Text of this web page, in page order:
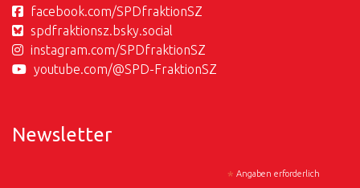
facebook.com/SPDfraktionSZ
spdfraktionsz.bsky.social
instagram.com/SPDfraktionSZ
youtube.com/@SPD-FraktionSZ
Newsletter
* Angaben erforderlich